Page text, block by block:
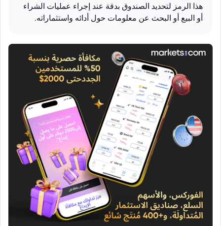
هذا الرمز لتحديد الصندوق بدقة عند إجراء عمليات الشراء
أو البيع أو البحث عن معلومات حول أدائه واستثماراته.